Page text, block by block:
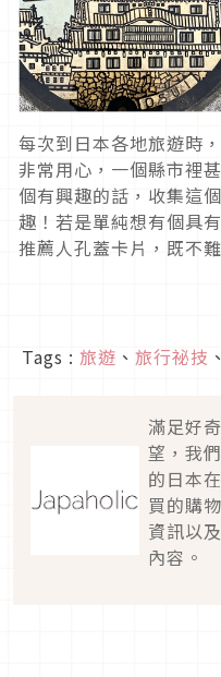
每次到日本各地旅遊時
非常用心，一個縣市裡
個有興趣的話，收集這
趣！若是單純想有個具
推薦人孔蓋卡片，既不
Tags : 旅遊 、 旅行祕技 、
滿足好
望，我
的日本
買的購
資訊以
內容。